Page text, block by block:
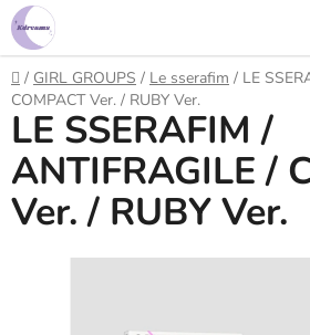
Prejsť
na
obsah
Domov
/ GIRL GROUPS / Le sserafim / LE
COMPACT Ver. / RUBY Ver.
LE SSERAFIM /
ANTIFRAGILE /
Ver. / RUBY Ver.